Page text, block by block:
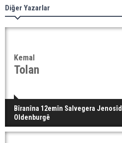
Diğer Yazarlar
Kemal
Tolan
Bîranîna 12emîn Salvegera
Oldenburgê